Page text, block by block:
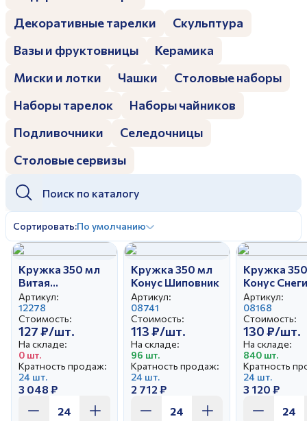
Заполняя и отправляя форму, вы соглашаетесь
cполитикой конфиденциальности
Декоративные тарелки
Скульптура
Вазы и фруктовницы
Керамика
Миски и лотки
Чашки
Столовые наборы
Наборы тарелок
Наборы чайников
Подливочники
Селедочницы
Столовые сервизы
Сортировать:По умолчанию
Кружка 350 мл
Витая
Мейсенский
букет
Артикул:
12278
Стоимость:
127 ₽/шт.
На складе:
0 шт.
Кратность продаж:
24 шт.
3 048 ₽
Кружка 350 мл
Конус Шиповник
Артикул:
08741
Стоимость:
113 ₽/шт.
На складе:
96 шт.
Кратность продаж:
24 шт.
2 712 ₽
Кружка
Конус
Артикул:
08168
Стоимость:
130 ₽/шт.
На складе:
840 шт.
Кратность
24 шт.
3 120 ₽